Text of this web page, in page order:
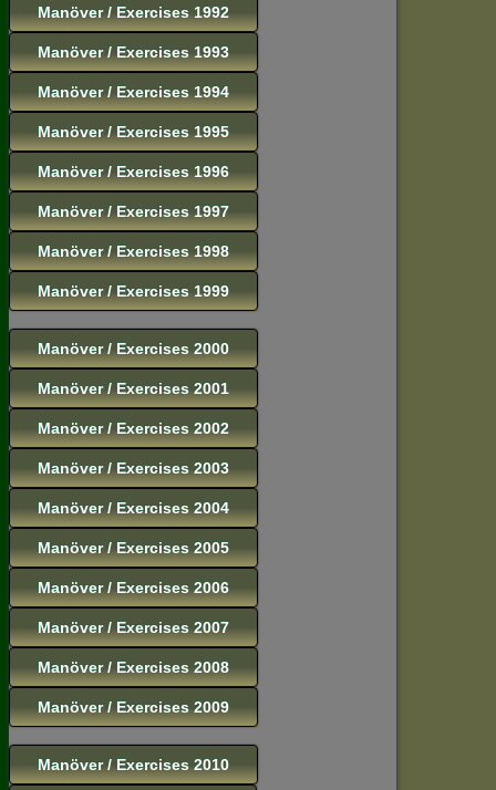
Manöver / Exercises 1992
Manöver / Exercises 1993
Manöver / Exercises 1994
Manöver / Exercises 1995
Manöver / Exercises 1996
Manöver / Exercises 1997
Manöver / Exercises 1998
Manöver / Exercises 1999
Manöver / Exercises 2000
Manöver / Exercises 2001
Manöver / Exercises 2002
Manöver / Exercises 2003
Manöver / Exercises 2004
Manöver / Exercises 2005
Manöver / Exercises 2006
Manöver / Exercises 2007
Manöver / Exercises 2008
Manöver / Exercises 2009
Manöver / Exercises 2010